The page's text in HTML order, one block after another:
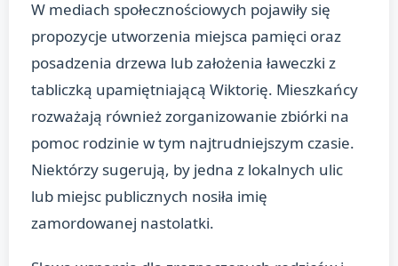
W mediach społecznościowych pojawiły się
propozycje utworzenia miejsca pamięci oraz
posadzenia drzewa lub założenia ławeczki z
tabliczką upamiętniającą Wiktorię. Mieszkańcy
rozważają również zorganizowanie zbiórki na
pomoc rodzinie w tym najtrudniejszym czasie.
Niektórzy sugerują, by jedna z lokalnych ulic
lub miejsc publicznych nosiła imię
zamordowanej nastolatki.